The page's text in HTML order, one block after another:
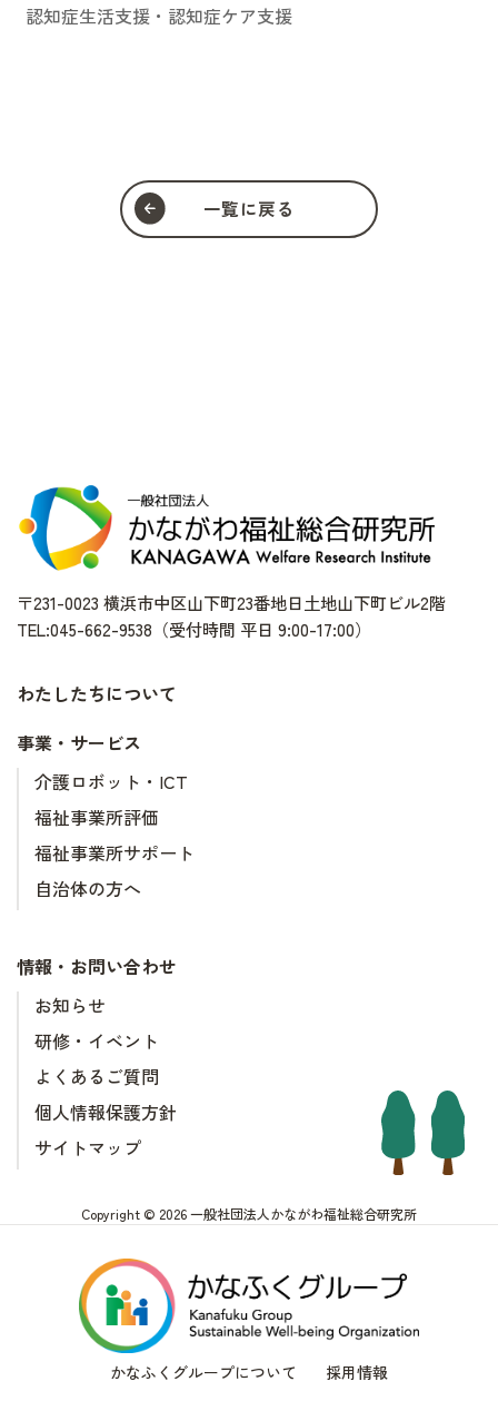
認知症生活支援・認知症ケア支援
一覧に戻る
〒231-0023 横浜市中区山下町23番地日土地山下町ビル2階
TEL:045-662-9538（受付時間 平日 9:00-17:00）
わたしたちについて
事業・サービス
介護ロボット・ICT
福祉事業所評価
福祉事業所サポート
自治体の方へ
情報・お問い合わせ
お知らせ
研修・イベント
よくあるご質問
個人情報保護方針
サイトマップ
Copyright © 2026 一般社団法人かながわ福祉総合研究所
かなふくグループについて 採用情報